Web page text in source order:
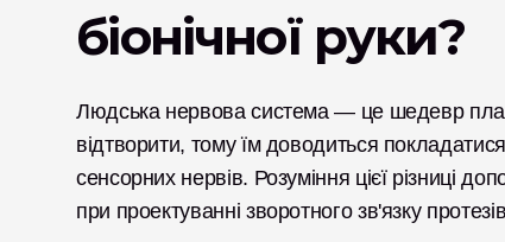
біонічної руки?
Людська нервова система — це шедевр
відтворити, тому їм доводиться
сенсорних нервів. Розуміння цієї різниці
при проектуванні зворотного зв'язку